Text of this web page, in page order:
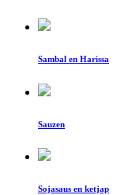
Sambal en Harissa
Sauzen
Sojasaus en ketjap